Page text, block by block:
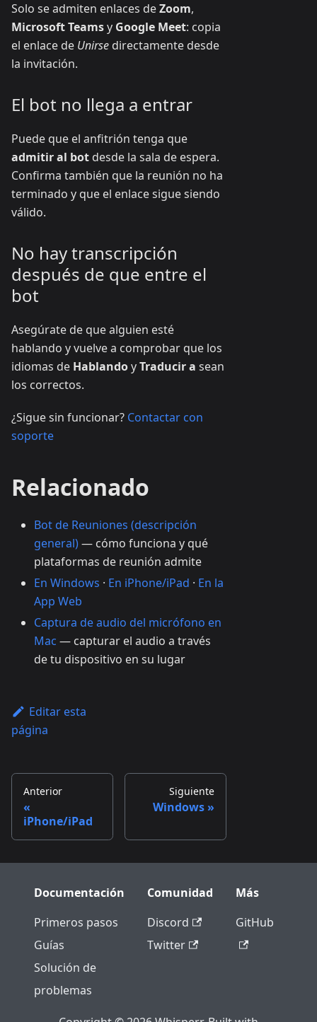
Solo se admiten enlaces deZoom,
Microsoft Teamsy Google Meet: copia
el enlace de Unirse directamente desde
la invitación.
El bot no llega a entrar
Puede que el anfitrión tenga que
admitir al bot desde la sala de espera.
Confirma también que la reunión no ha
terminado y que el enlace sigue siendo
válido.
No hay transcripción
después de que entre el
bot
Asegúrate de que alguien esté
hablando y vuelve a comprobar que los
idiomas de HablandoyTraducir a sean
los correctos.
¿Sigue sin funcionar? Contactar con
soporte
Relacionado
Bot de Reuniones (descripción
general)— cómo funciona y qué
plataformas de reunión admite
En Windows · En iPhone/iPad · En la
App Web
Captura de audio del micrófono en
Mac — capturar el audio a través
de tu dispositivo en su lugar
Editar esta
página
Anterior
iPhone/iPad
Siguiente
Windows
Documentación
Primeros pasos
Guías
Solución de
problemas
Comunidad
Discord
Twitter
Más
GitHub